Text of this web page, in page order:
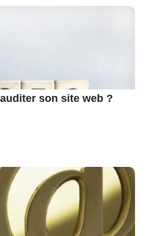
son site web ?